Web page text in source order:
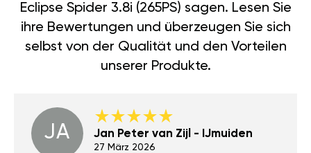
Eclipse Spider 3.8i (265PS) sagen. Lesen Sie
ihre Bewertungen und überzeugen Sie sich
selbst von der Qualität und den Vorteilen
unserer Produkte.
JA Jan Peter van Zijl - IJmuiden
27 März 2026